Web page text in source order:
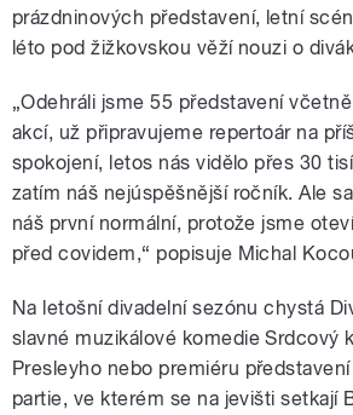
prázdninových představení, letní
léto pod žižkovskou věží nouzi o
„Odehráli jsme 55 představení
akcí, už připravujeme repertoár na
spokojení, letos nás vidělo přes 30
zatím náš nejúspěšnější ročník. Ale
náš první normální, protože jsme
před covidem,“ popisuje Michal
Na letošní divadelní sezónu chystá
slavné muzikálové komedie Srdcový
Presleyho nebo premiéru
partie, ve kterém se na jevišti setkají